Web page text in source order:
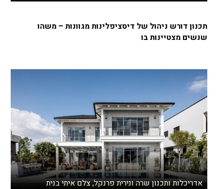
תכנון דורש ניהול של דיסציפלינות מגוונות – משהו
שנשים מצטיינות בו
אדריכלות ותכנון שרה ונירית פרנקל, צלם איתי בנית